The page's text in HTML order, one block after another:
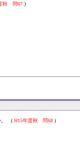
秋 問67 )
。 ( H15年度秋 問68 )